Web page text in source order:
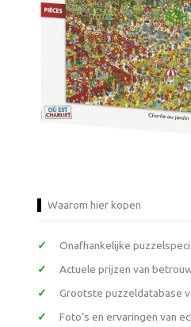
Waarom hier kopen
Onafhankelijke
Actuele prijzen van
Grootste puzzeldatabase
Foto’s en ervaringen van